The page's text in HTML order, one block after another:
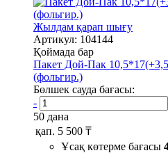
Жылдам қарап шығу
Артикул: 104144
Қоймада бар
Пакет Дой-Пак
(фольгир.)
Бөлшек сауда бағасы:
-
50 дана
қап. 5 500 ₸
Ұсақ көтерме бағасы